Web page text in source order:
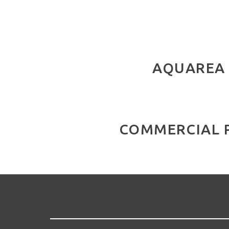
AQUAREA
COMMERCIAL